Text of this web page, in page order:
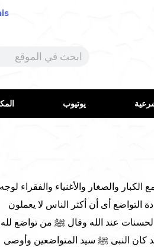
يوتيوب
والصغار والأغنياء والفقراء لوجه
التواضع أى أن أكثر الناس لا يعملون
عند الله وقال ﷺ من تواضع لله
كان النبى ﷺ سيد المتواضعين وأوصى